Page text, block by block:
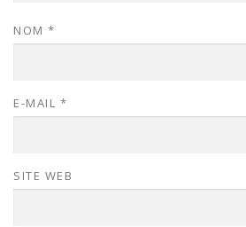
NOM *
E-MAIL *
SITE WEB